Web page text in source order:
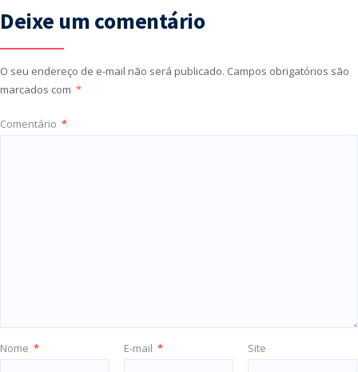
Deixe um comentário
O seu endereço de e-mail não será publicado. Campos obrigatórios são
marcados com *
Comentário *
Nome * E-mail * Site